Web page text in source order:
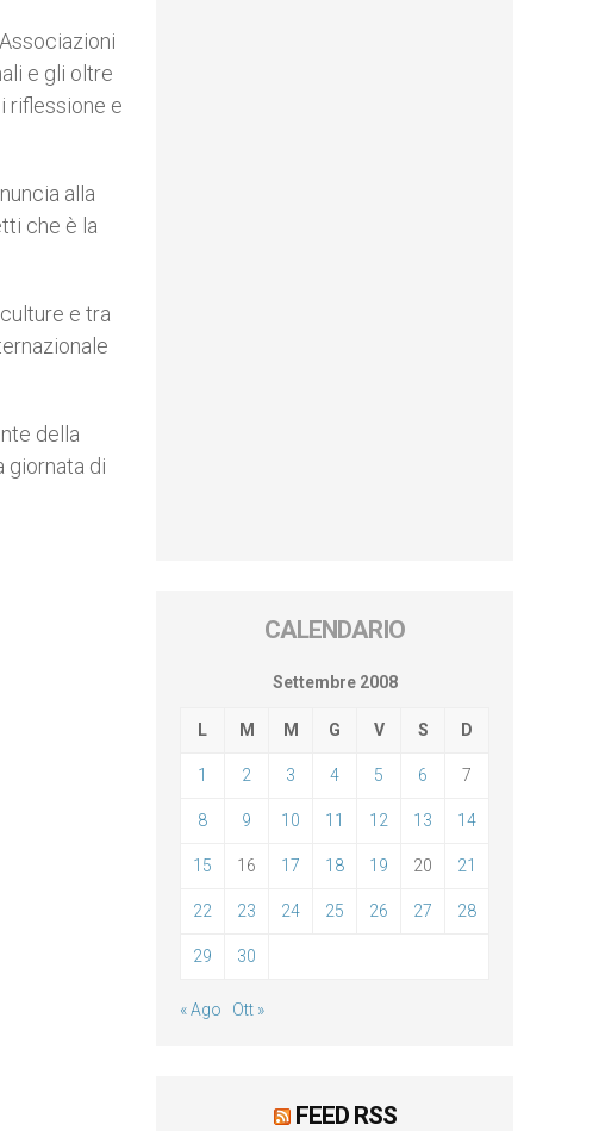
e gli oltre
riflessione e
alla
che è la
e tra
della
giornata di
CALENDARIO
Settembre 2008
L M M G V S D
1 2 3 4 5 6 7
8 9 10 11 12 13 14
15 16 17 18 19 20 21
22 23 24 25 26 27 28
29 30
« Ago Ott »
FEED RSS